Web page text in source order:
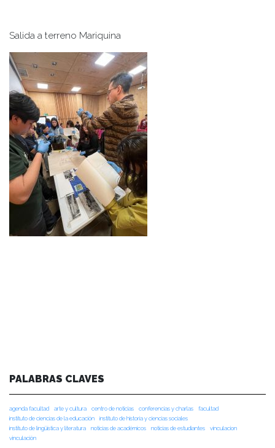
Salida a terreno Mariquina
PALABRAS CLAVES
agenda facultad arte y cultura centro de noticias conferencias y charlas
facultad
instituto de ciencias de la educación
instituto de historia y ciencias sociales
instituto de lingüística y literatura
noticias de académicos noticias de estudiantes
vinculacion
vinculación